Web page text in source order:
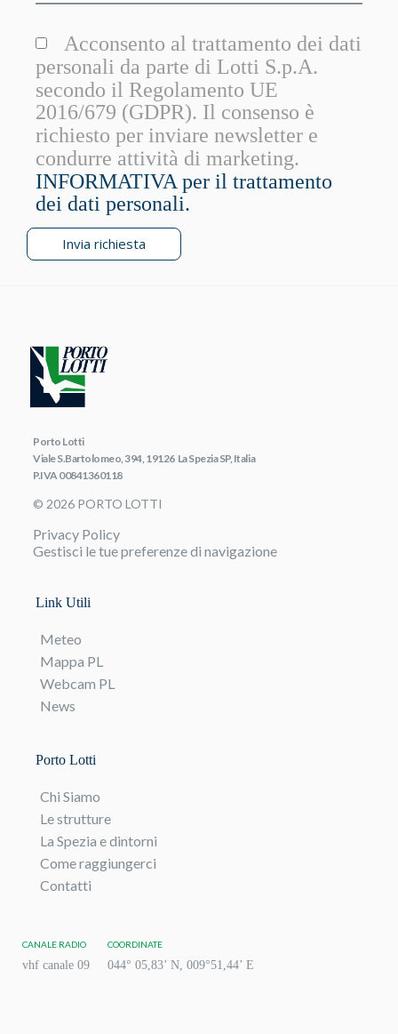
Acconsento al trattamento dei dati
personali da parte di Lotti S.p.A.
secondo il Regolamento UE
2016/679 (GDPR). Il consenso è
richiesto per inviare newsletter e
condurre attività di marketing.
INFORMATIVA per il trattamento
dei dati personali.
Invia richiesta
Porto Lotti
Viale S.Bartolomeo, 394, 19126 La Spezia SP, Italia
P.IVA 00841360118
© 2026 PORTO LOTTI
Privacy Policy
Gestisci le tue preferenze di navigazione
Link Utili
Meteo
Mappa PL
Webcam PL
News
Porto Lotti
Chi Siamo
Le strutture
La Spezia e dintorni
Come raggiungerci
Contatti
CANALE RADIO
vhf canale 09
COORDINATE
044° 05,83’ N, 009°51,44’ E